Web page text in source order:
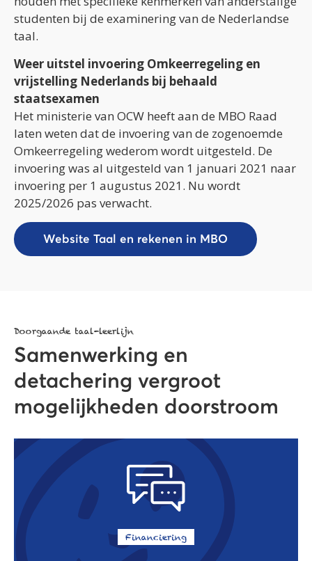
studenten bij de examinering van de Nederlandse
taal.
Weer uitstel invoering Omkeerregeling en
vrijstelling Nederlands bij behaald
staatsexamen
Het ministerie van OCW heeft aan de MBO Raad
laten weten dat de invoering van de zogenoemde
Omkeerregeling wederom wordt uitgesteld. De
invoering was al uitgesteld van 1 januari 2021 naar
invoering per 1 augustus 2021. Nu wordt
2025/2026 pas verwacht.
Website Taal en rekenen in MBO
Doorgaande taal-leerlijn
Samenwerking en
detachering vergroot
mogelijkheden doorstroom
Financiering